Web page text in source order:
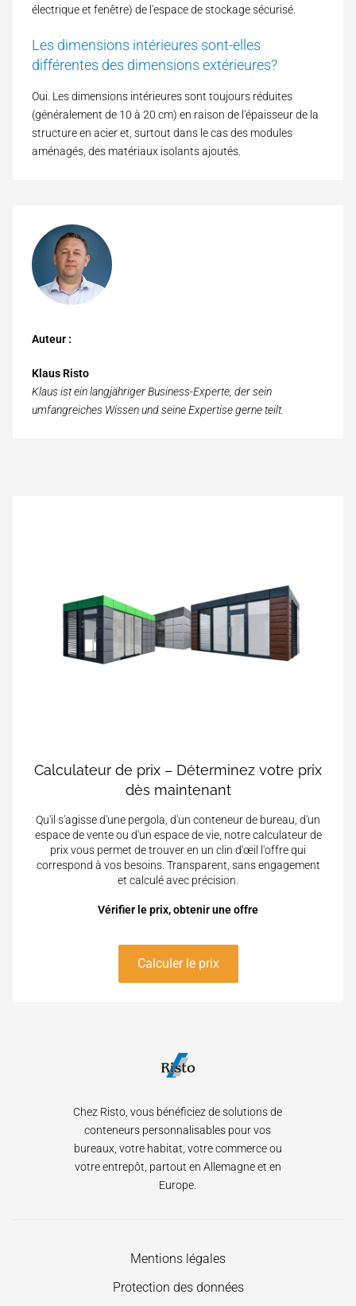
électrique et fenêtre) de l'espace de stockage sécurisé.
Les dimensions intérieures sont-elles
différentes des dimensions extérieures?
Oui. Les dimensions intérieures sont toujours réduites
(généralement de 10 à 20 cm) en raison de l'épaisseur de la
structure en acier et, surtout dans le cas des modules
aménagés, des matériaux isolants ajoutés.
Auteur :
Klaus Risto
Klaus ist ein langjähriger Business-Experte, der sein
umfangreiches Wissen und seine Expertise gerne teilt.
Calculateur de prix – Déterminez votre prix
dès maintenant
Qu'il s'agisse d'une pergola, d'un conteneur de bureau, d'un
espace de vente ou d'un espace de vie, notre calculateur de
prix vous permet de trouver en un clin d'œil l'offre qui
correspond à vos besoins. Transparent, sans engagement
et calculé avec précision.
Vérifier le prix, obtenir une offre
Calculer le prix
Chez Risto, vous bénéficiez de solutions de
conteneurs personnalisables pour vos
bureaux, votre habitat, votre commerce ou
votre entrepôt, partout en Allemagne et en
Europe.
au
Mentions légales
Protection des données